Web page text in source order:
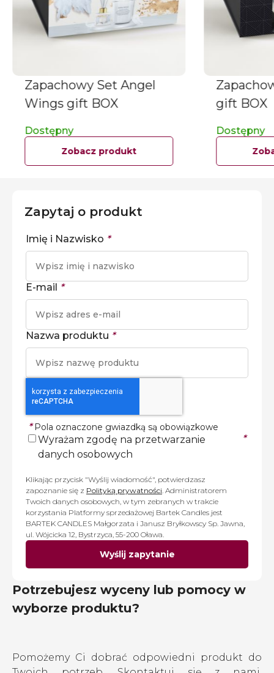
Zapachowy Set Angel
Wings gift BOX
Dostępny
Zobacz produkt
gift BOX
Dostępny
Zapytaj o produkt
Imię i Nazwisko *
E-mail *
Nazwa produktu *
* Pola oznaczone gwiazdką są obowiązkowe
Wyrażam zgodę na przetwarzanie
danych osobowych
*
Klikając przycisk "Wyślij wiadomość", potwierdzasz
zapoznanie się z Polityką prywatności. Administratorem
Twoich danych osobowych, w tym zebranych w trakcie
korzystania Platformy sprzedażowej Bartek Candles jest
BARTEK CANDLES Małgorzata i Janusz Bryłkowscy Sp. Jawna,
ul. Wójcicka 12, Bystrzyca, 55-200 Oława.
Wyślij zapytanie
Potrzebujesz wyceny lub pomocy w
wyborze produktu?
Pomożemy Ci dobrać odpowiedni produkt do